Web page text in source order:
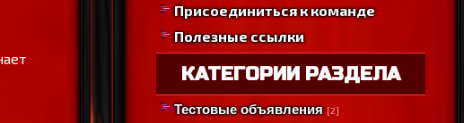
Присоединиться к команде
Полезные ссылки
КАТЕГОРИИ РАЗДЕЛА
Тестовые объявления [2]